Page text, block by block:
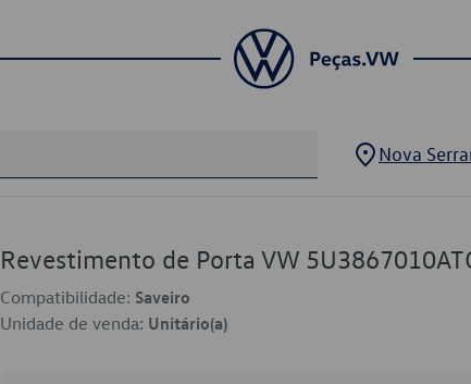
Nova
Revestimento de Porta VW
Compatibilidade: Saveiro
Unidade de venda: Unitário(a)